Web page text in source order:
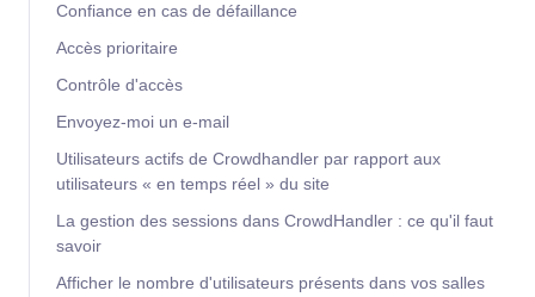
Confiance en cas de défaillance
Accès prioritaire
Contrôle d'accès
Envoyez-moi un e-mail
Utilisateurs actifs de Crowdhandler par rapport aux
utilisateurs « en temps réel » du site
La gestion des sessions dans CrowdHandler : ce qu'il faut
savoir
Afficher le nombre d'utilisateurs présents dans vos salles